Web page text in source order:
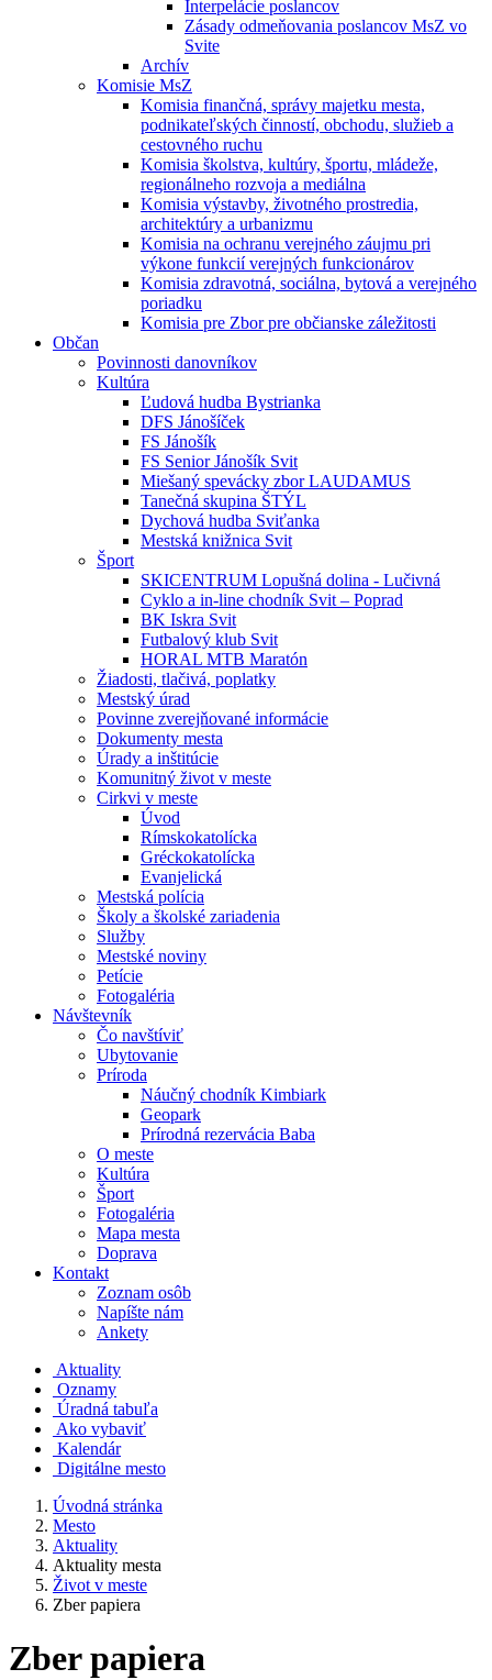
Interpelácie poslancov
Zásady odmeňovania poslancov MsZ vo
Svite
Archív
Komisie MsZ
Komisia finančná, správy majetku mesta,
podnikateľských činností, obchodu, služieb a
cestovného ruchu
Komisia školstva, kultúry, športu, mládeže,
regionálneho rozvoja a mediálna
Komisia výstavby, životného prostredia,
architektúry a urbanizmu
Komisia na ochranu verejného záujmu pri
výkone funkcií verejných funkcionárov
Komisia zdravotná, sociálna, bytová a verejného
poriadku
Komisia pre Zbor pre občianske záležitosti
Občan
Povinnosti danovníkov
Kultúra
Ľudová hudba Bystrianka
DFS Jánošíček
FS Jánošík
FS Senior Jánošík Svit
Miešaný spevácky zbor LAUDAMUS
Tanečná skupina ŠTÝL
Dychová hudba Sviťanka
Mestská knižnica Svit
Šport
SKICENTRUM Lopušná dolina - Lučivná
Cyklo a in-line chodník Svit – Poprad
BK Iskra Svit
Futbalový klub Svit
HORAL MTB Maratón
Žiadosti, tlačivá, poplatky
Mestský úrad
Povinne zverejňované informácie
Dokumenty mesta
Úrady a inštitúcie
Komunitný život v meste
Cirkvi v meste
Úvod
Rímskokatolícka
Gréckokatolícka
Evanjelická
Mestská polícia
Školy a školské zariadenia
Služby
Mestské noviny
Petície
Fotogaléria
Návštevník
Čo navštíviť
Ubytovanie
Príroda
Náučný chodník Kimbiark
Geopark
Prírodná rezervácia Baba
O meste
Kultúra
Šport
Fotogaléria
Mapa mesta
Doprava
Kontakt
Zoznam osôb
Napíšte nám
Ankety
Aktuality
Oznamy
Úradná tabuľa
Ako vybaviť
Kalendár
Digitálne mesto
Úvodná stránka
Mesto
Aktuality
Aktuality mesta
Život v meste
Zber papiera
Zber papiera